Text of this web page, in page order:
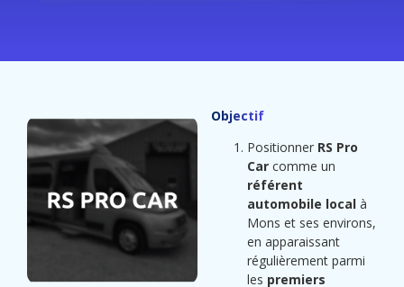
Objectif
Positionner RS Pro
Car comme un
référent
automobile local à
Mons et ses environs,
en apparaissant
régulièrement parmi
les premiers